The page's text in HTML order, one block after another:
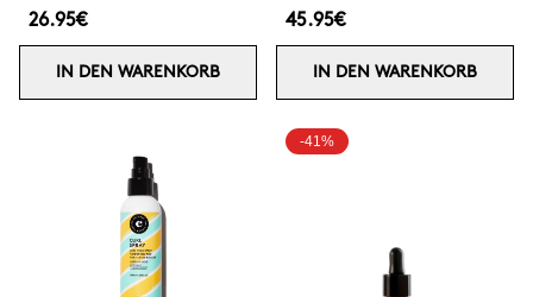
26.95€
IN DEN WARENKORB
45.95€
IN DEN WARENKORB
-41%